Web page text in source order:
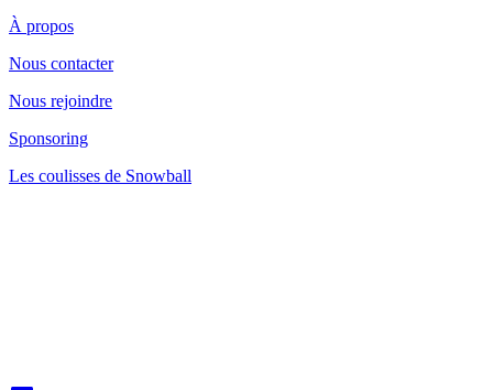
À propos
Nous contacter
Nous rejoindre
Sponsoring
Les coulisses de Snowball